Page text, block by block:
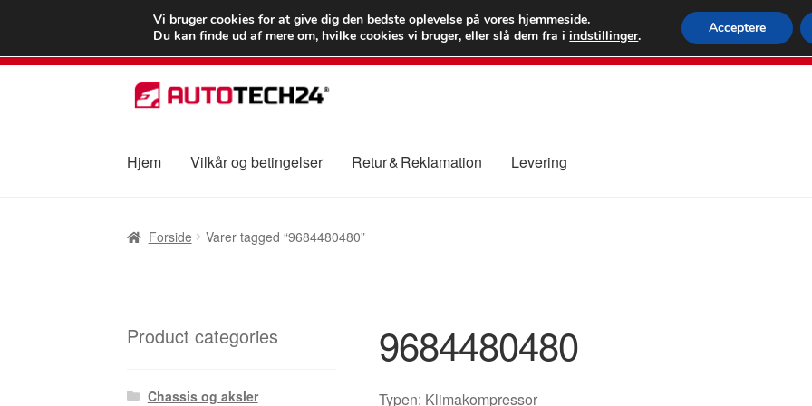
LEVERING fra 55 kr.
FEDEX
80 82
Spring
til
Spring
til
Hjem Vilkår og betingelser Retur & Reklamation Levering
Forside Varer tagged “9684480480”
9684480480
Typen: Klimakompressor
Product categories
Chassis og aksler
Vi bruger cookies for at give dig den bedste oplevelse på vores hjemmeside.
Du kan finde ud af mere om, hvilke cookies vi bruger, eller slå dem fra iindstillinger. Acceptere